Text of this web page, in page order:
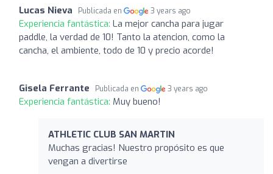
Lucas Nieva Publicada en 3 years ago
Experiencia fantástica: La mejor cancha para jugar
paddle, la verdad de 10! Tanto la atencion, como la
cancha, el ambiente, todo de 10 y precio acorde!
Gisela Ferrante Publicada en 3 years ago
Experiencia fantástica: Muy bueno!
ATHLETIC CLUB SAN MARTIN
Muchas gracias! Nuestro propósito es que
vengan a divertirse